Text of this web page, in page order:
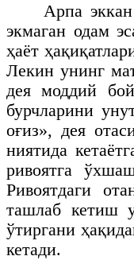
Арпа
экмаган одам
ҳаёт
Лекин унинг
дея моддий
бурчларини
оғиз», дея
ниятида
ривоятга
Ривоятдаги
ташлаб кетиш
ўтиргани
кетади.